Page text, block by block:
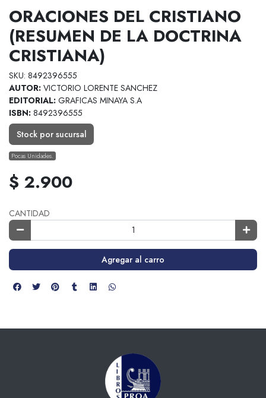
ORACIONES DEL CRISTIANO
(RESUMEN DE LA DOCTRINA
CRISTIANA)
SKU: 8492396555
AUTOR: VICTORIO LORENTE SANCHEZ
EDITORIAL: GRAFICAS MINAYA S.A
ISBN: 8492396555
Stock por sucursal
Pocas Unidades.
$ 2.900
CANTIDAD
Agregar al carro